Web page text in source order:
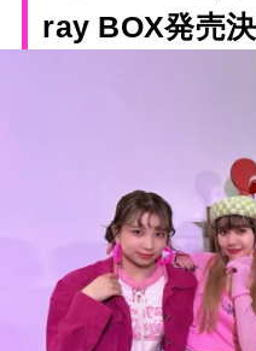
ray BOX発売